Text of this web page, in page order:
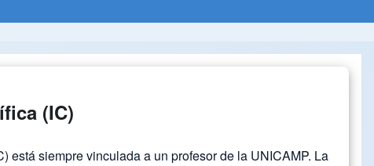
(IC)
está siempre vinculada a un profesor de la UNICAMP. La